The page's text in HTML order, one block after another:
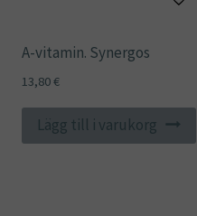
A-vitamin. Synergos
13,80€
Lägg till i varukorg